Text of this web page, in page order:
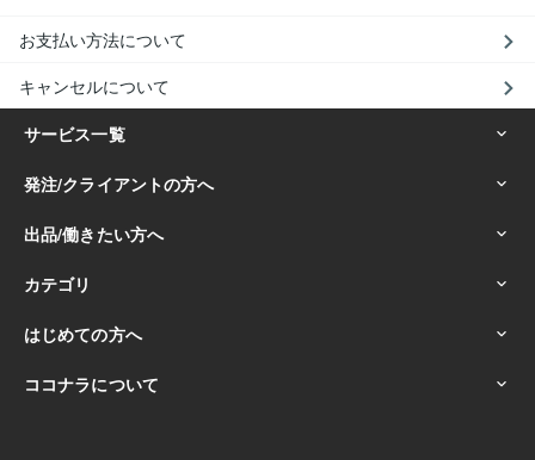
お支払い方法について
キャンセルについて